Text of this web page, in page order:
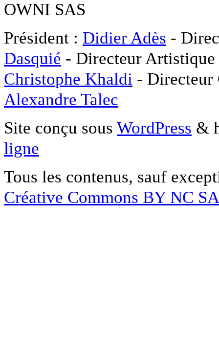
OWNI SAS
Président : Didier Adès -
Dasquié - Directeur
Christophe Khaldi -
Alexandre Talec
Site conçu sous WordPress &
ligne
Tous les contenus, sauf
Créative Commons BY NC SA